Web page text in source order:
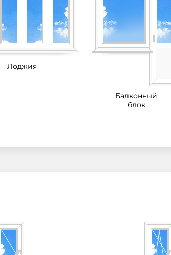
Лоджия
Балконный
блок